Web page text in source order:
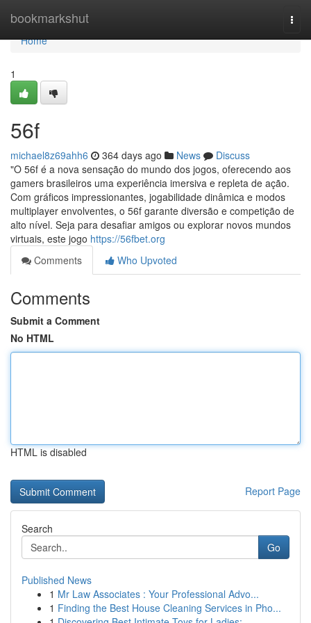
bookmarkshut
Home
Home
1
56f
michael8z69ahh6 364 days ago News
Discuss
"O 56f é a nova sensação do mundo dos jogos, oferecendo aos
gamers brasileiros uma experiência imersiva e repleta de ação.
Com gráficos impressionantes, jogabilidade dinâmica e modos
multiplayer envolventes, o 56f garante diversão e competição de
alto nível. Seja para desafiar amigos ou explorar novos mundos
virtuais, este jogo https://56fbet.org
Comments
Who Upvoted
Comments
Submit a Comment
No HTML
HTML is disabled
Report Page
Search
Go
Published News
1 Mr Law Associates : Your Professional Advo...
1 Finding the Best House Cleaning Services in Pho...